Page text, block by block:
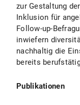
zur Gestaltung
Inklusion für
Follow-up-
inwiefern
nachhaltig die
bereits
Publikationen